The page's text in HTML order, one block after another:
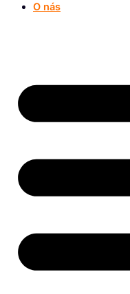
O nás